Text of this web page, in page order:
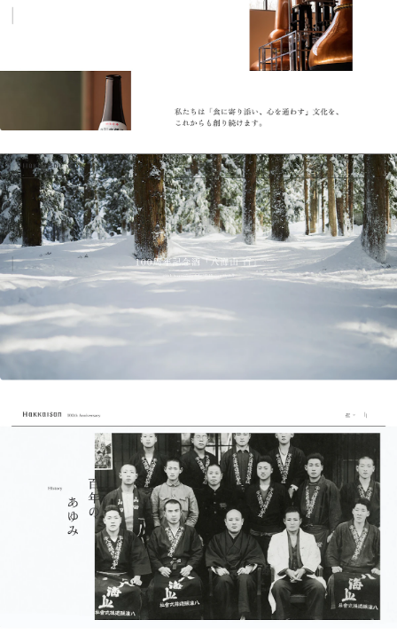
オフィス：
〒141-0021 東京都品川区上大崎3-1-1 JR東急目黒
ビル4F DC
GoogleMapでみる
登記住所：
プライバシーポリシー
Instagram note X Facebook